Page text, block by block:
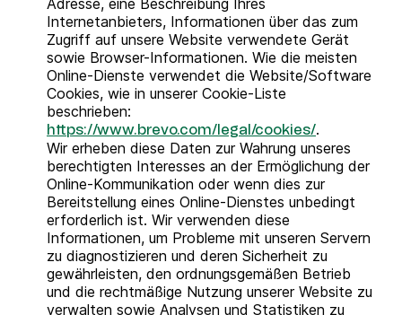
Adresse, eine Beschreibung Ihres
Internetanbieters, Informationen über das zum
Zugriff auf unsere Website verwendete Gerät
sowie Browser-Informationen. Wie die meisten
Online-Dienste verwendet die Website/Software
Cookies, wie in unserer Cookie-Liste
beschrieben:
https://www.brevo.com/legal/cookies/.
Wir erheben diese Daten zur Wahrung unseres
berechtigten Interesses an der Ermöglichung der
Online-Kommunikation oder wenn dies zur
Bereitstellung eines Online-Dienstes unbedingt
erforderlich ist. Wir verwenden diese
Informationen, um Probleme mit unseren Servern
zu diagnostizieren und deren Sicherheit zu
gewährleisten, den ordnungsgemäßen Betrieb
und die rechtmäßige Nutzung unserer Website zu
verwalten sowie Analysen und Statistiken zu